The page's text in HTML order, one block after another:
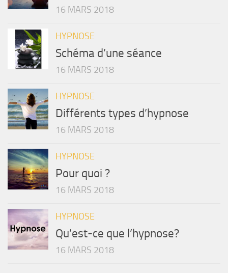
16 MARS 2018
HYPNOSE
Schéma d’une séance
16 MARS 2018
HYPNOSE
Différents types d’hypnose
16 MARS 2018
HYPNOSE
Pour quoi ?
16 MARS 2018
HYPNOSE
Qu’est-ce que l’hypnose?
16 MARS 2018